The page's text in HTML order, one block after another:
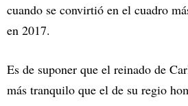
cuando se convirtió en el cuadro
en 2017.
Es de suponer que el reinado de
más tranquilo que el de su regio